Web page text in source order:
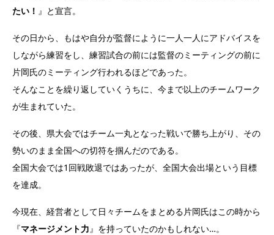
たい！ 』と宣言。
その日から、もはや自分が監督にように一人一人にアドバイスを
しながら練習をし、練習試合の前には監督のミーティングの前に
片岡氏のミーティング行われるほどであった。
そんなことを繰り返していくうちに、今まで以上のチームワーク
が生まれていた。
その後、県大会ではチーム一丸となった戦いで勝ち上がり、その
勢いのまま全国への切符を掴んだのである。
全国大会では1回戦敗退ではあったが、全国大会出場という目標
を達成。
今現在、経営者として日々チームをまとめる片岡氏はこの時から
『マネージメント力 』を持っていたのかもしれない…。